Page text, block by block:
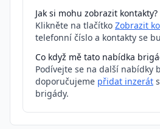
Jak si mohu zobrazit kontakty?
Klikněte na tlačítko Zobrazit
telefonní číslo a kontakty se
Co když mě tato nabídka
Podívejte se na další nabídky
doporučujeme přidat inzerát
brigády.